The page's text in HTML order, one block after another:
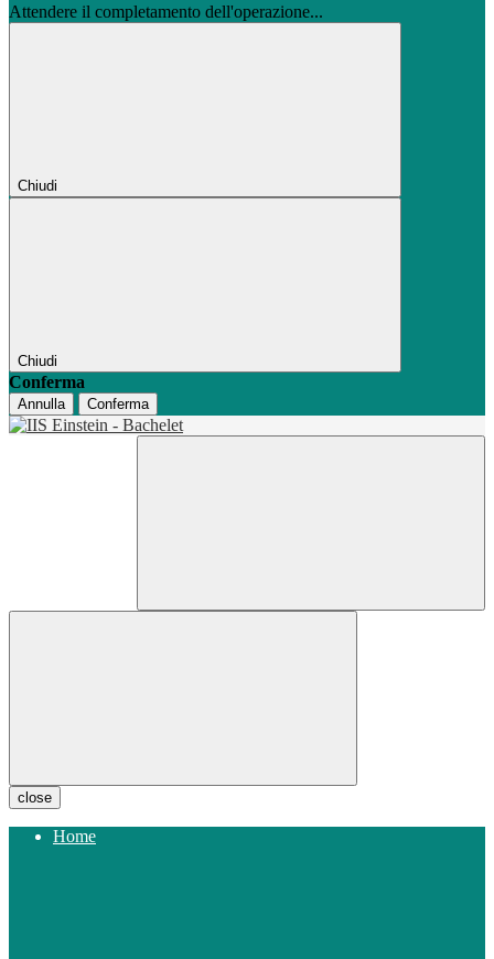
Attendere il completamento dell'operazione...
Chiudi
Chiudi
Conferma
Annulla Conferma
close
Home